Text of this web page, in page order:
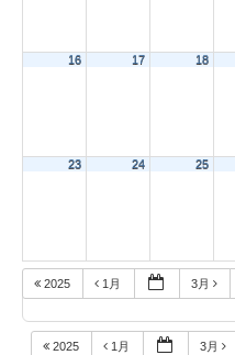
16 17 18
23 24 25
2025 1月 3月
2025 1月 3月